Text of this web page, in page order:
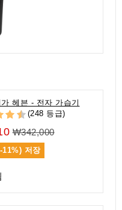
헤븐 - 전자 가습기
(248 등급)
₩342,000
저장